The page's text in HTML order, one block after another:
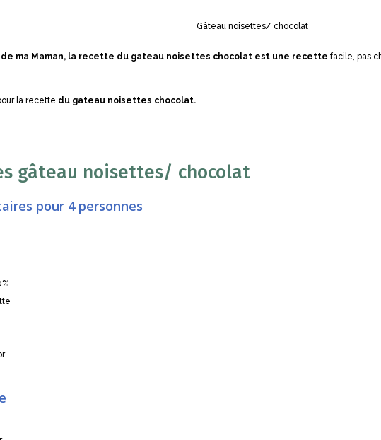
Gâteau noisettes/ chocolat
ma Maman, la recette du gateau noisettes chocolat est une recettefacile, pas
la recette du gateau noisettes chocolat.
gâteau noisettes/ chocolat
pour 4 personnes